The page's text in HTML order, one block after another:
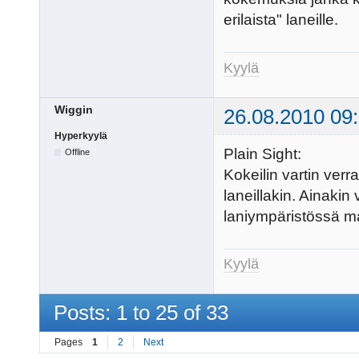
erilaista" laneille.
Kyylä
Wiggin 26.08.2010
Hyperkyylä
Offline
Plain Sight:
Kokeilin vartin
laneillakin. Ainakin
laniympäristössä
Kyylä
Posts: 1 to 25 of 33
Pages 1 2 Next